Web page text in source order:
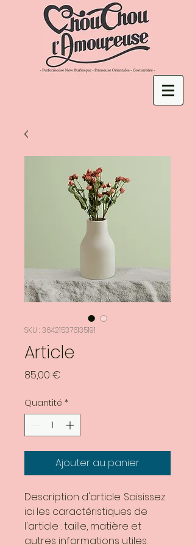
SKU : 364215376135191
Article
85,00 €
Quantité *
Ajouter au panier
Description d'article. Saisissez
ici les caractéristiques de
l'article : taille, matière et
autres informations utiles.